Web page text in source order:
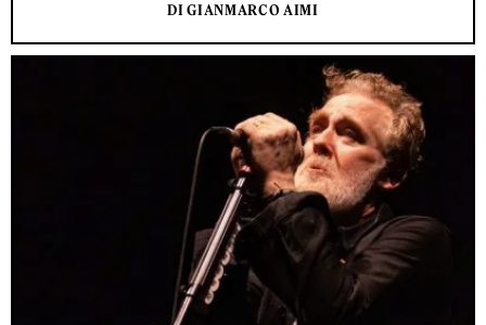
DI GIANMARCO AIMI